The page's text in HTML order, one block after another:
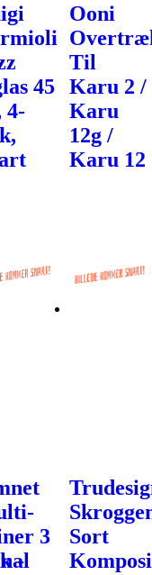
45
4-
Ooni
Til
Karu 2 /
Karu
12g /
Karu 12
3
-
Sort